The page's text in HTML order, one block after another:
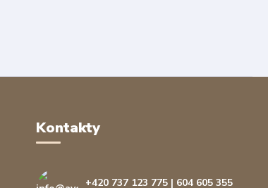
Kontakty
+420 737 123 775 | 604 605 355